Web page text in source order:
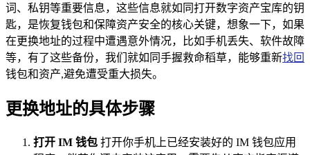
词、私钥等重要信息，这些信息就如同打开数字资产宝库的钥
匙，是恢复钱包和保障资产安全的核心关键，想象一下，如果
在更换地址的过程中遭遇意外情况，比如手机丢失、软件故障
等，有了这些备份，我们就如同手握救命稻草，能够重新找回
钱包和资产,避免遭受重大损失。
更换地址的具体步骤
打开 IM 钱包 打开你手机上已经安装好的 IM 钱包应用